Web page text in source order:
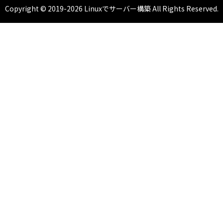
Copyright © 2019-2026 Linuxでサーバー構築 All Rights Reserved.